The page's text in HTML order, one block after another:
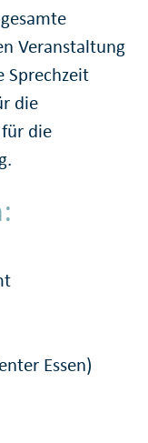
Veranstaltung
Sprechzeit
die
die
Essen)